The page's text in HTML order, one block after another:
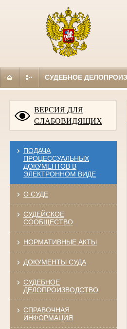
СУДЕБНОЕ
ВЕРСИЯ ДЛЯ
СЛАБОВИДЯЩИХ
ПОДАЧА
ПРОЦЕССУАЛЬНЫХ
ДОКУМЕНТОВ В
ЭЛЕКТРОННОМ ВИДЕ
О СУДЕ
СУДЕЙСКОЕ
СООБЩЕСТВО
НОРМАТИВНЫЕ АКТЫ
ДОКУМЕНТЫ СУДА
СУДЕБНОЕ
ДЕЛОПРОИЗВОДСТВО
СПРАВОЧНАЯ
ИНФОРМАЦИЯ